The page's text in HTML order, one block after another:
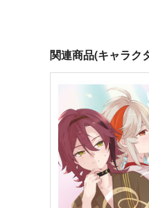
原神アクリルスタン
ンズ）
G.G.W
935円（税込）
フリンズ
関連商品(キャラク